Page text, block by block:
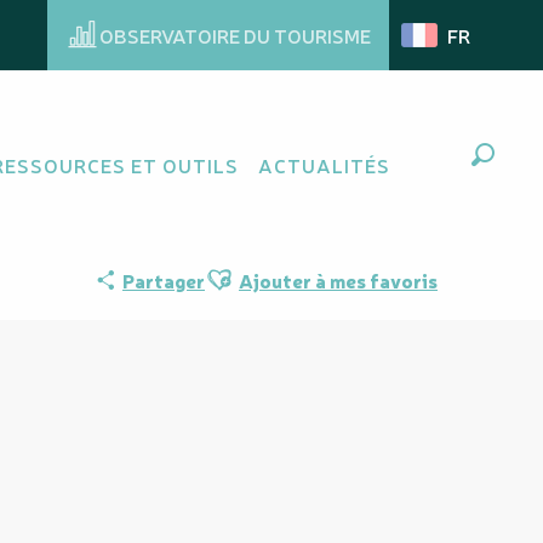
OBSERVATOIRE DU TOURISME FR
ET OUTILS ACTUALITÉS
PartagerAjouter aux favoris
Ajouter à mes favoris